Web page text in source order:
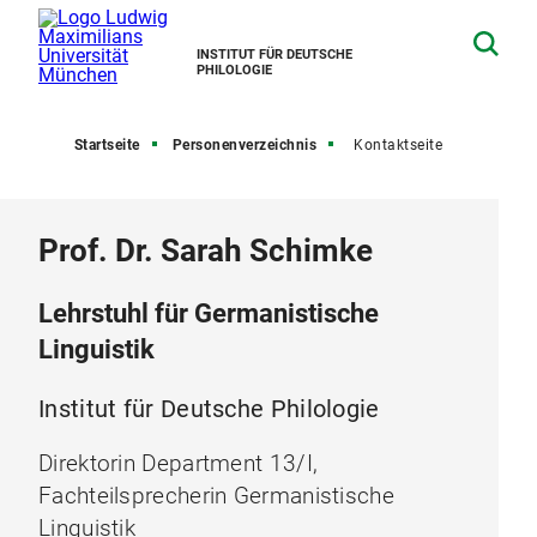
INSTITUT FÜR DEUTSCHE
PHILOLOGIE
Startseite Personenverzeichnis Kontaktseite
Prof. Dr. Sarah Schimke
Lehrstuhl für Germanistische
Linguistik
Institut für Deutsche Philologie
Direktorin Department 13/I,
Fachteilsprecherin Germanistische
Linguistik